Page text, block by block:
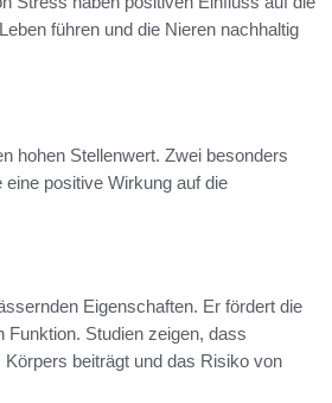
führen und die Nieren nachhaltig
hohen Stellenwert. Zwei besonders
eine positive Wirkung auf die
Eigenschaften. Er fördert die
Studien zeigen, dass
beiträgt und das Risiko von